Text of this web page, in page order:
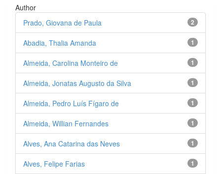
Author
2
Prado, Giovana de Paula
1
Abadia, Thalia Amanda
1
Almeida, Carolina Monteiro de
1
Almeida, Jonatas Augusto da Silva
1
Almeida, Pedro Luís Fígaro de
1
Almeida, Willian Fernandes
1
Alves, Ana Catarina das Neves
1
Alves, Felipe Farias